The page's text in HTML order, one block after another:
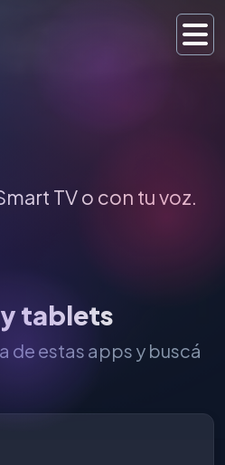
TV o con tu voz.
tablets
de estas apps y buscá